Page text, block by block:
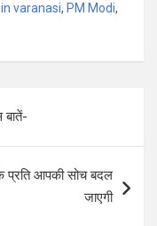
varanasi, PM Modi,
बातें-
प्रति आपकी सोच बदल
जाएगी